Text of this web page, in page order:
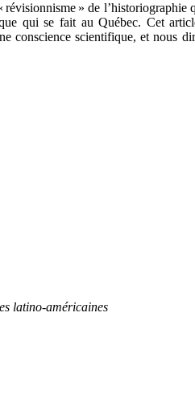
» de l’historiographie
qui se fait au Québec. Cet
conscience scientifique, et nous
latino-américaines